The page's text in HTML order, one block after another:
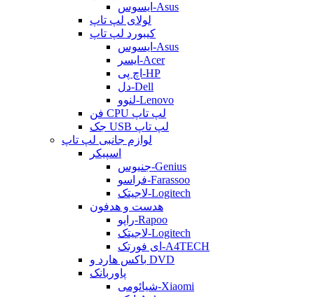
ایسوس-Asus
لولای لپ تاپ
کیبورد لپ تاپ
ایسوس-Asus
ایسر-Acer
اچ پی-HP
دل-Dell
لنوو-Lenovo
فن CPU لپ تاپ
جک USB لپ تاپ
لوازم جانبی لپ تاپ
اسپیکر
جنیوس-Genius
فراسو-Farassoo
لاجیتک-Logitech
هدست و هدفون
راپو-Rapoo
لاجیتک-Logitech
ای فورتک-A4TECH
باکس هارد و DVD
پاوربانک
شیائومی-Xiaomi